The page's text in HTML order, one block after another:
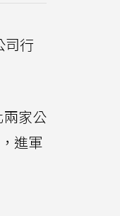
司行
家公
進軍